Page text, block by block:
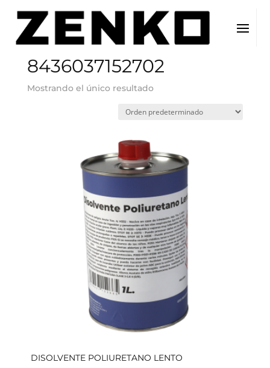
Inicio / EAN del producto / 8436037152702
8436037152702
Mostrando el único resultado
DISOLVENTE POLIURETANO LENTO